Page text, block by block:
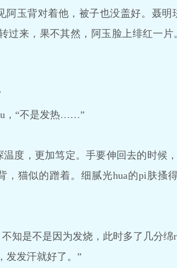
玉背对着他，被子也没盖好。聂明
过来，果不其然，阿玉脸上绯红一
“不是发热……”
，更加笃定。手要伸回去的时候，
，猫似的蹭着。细腻光hua的pi肤搔
是不是因为发烧，此时多了几分绵
发汗就好了。”